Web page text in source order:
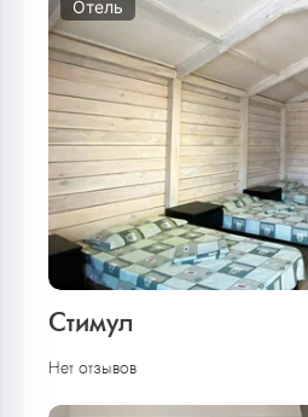
Отель
Стимул
Нет отзывов